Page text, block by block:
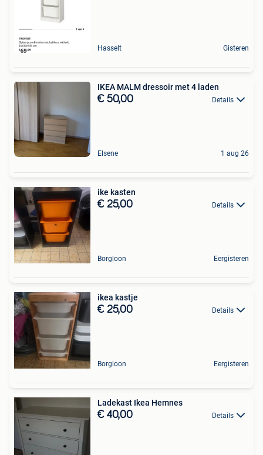
Hasselt Gisteren
IKEA MALM dressoir met 4 laden
€ 50,00 Details
Elsene 1 aug 26
ike kasten
€ 25,00 Details
Borgloon Eergisteren
ikea kastje
€ 25,00 Details
Borgloon Eergisteren
Ladekast Ikea Hemnes
€ 40,00 Details